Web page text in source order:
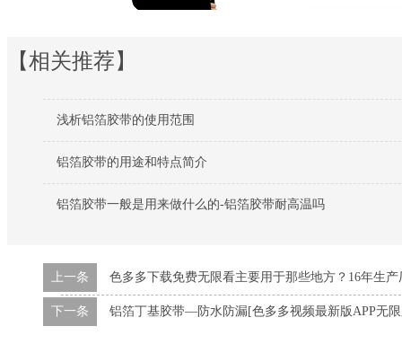
【相关推荐】
浅析铝箔胶带的使用范围
铝箔胶带的用途和特点简介
铝箔胶带一般是用来做什么的-铝箔胶带耐高温吗
上一条 色多多下载免费无限看主要用于那些地方？16年生
下一条 铝箔丁基胶带—防水防漏[色多多视频最新版APP无